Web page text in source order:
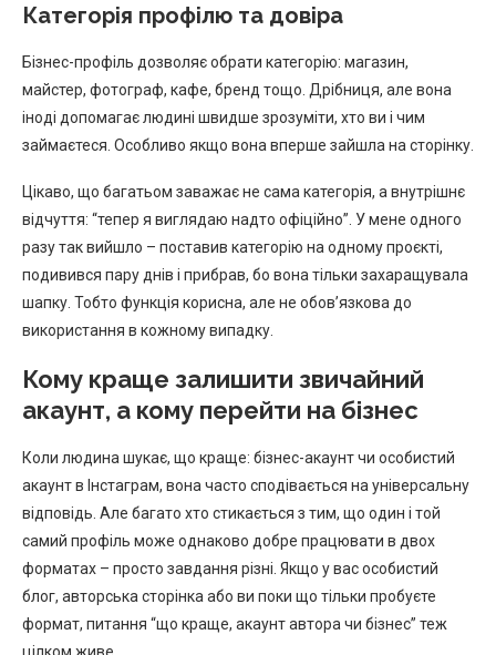
Категорія профілю та довіра
Бізнес-профіль дозволяє обрати категорію: магазин,
майстер, фотограф, кафе, бренд тощо. Дрібниця, але вона
іноді допомагає людині швидше зрозуміти, хто ви і чим
займаєтеся. Особливо якщо вона вперше зайшла на сторінку.
Цікаво, що багатьом заважає не сама категорія, а внутрішнє
відчуття: “тепер я виглядаю надто офіційно”. У мене одного
разу так вийшло – поставив категорію на одному проєкті,
подивився пару днів і прибрав, бо вона тільки захаращувала
шапку. Тобто функція корисна, але не обов’язкова до
використання в кожному випадку.
Кому краще залишити звичайний
акаунт, а кому перейти на бізнес
Коли людина шукає, що краще: бізнес-акаунт чи особистий
акаунт в Інстаграм, вона часто сподівається на універсальну
відповідь. Але багато хто стикається з тим, що один і той
самий профіль може однаково добре працювати в двох
форматах – просто завдання різні. Якщо у вас особистий
блог, авторська сторінка або ви поки що тільки пробуєте
формат, питання “що краще, акаунт автора чи бізнес” теж
цілком живе.